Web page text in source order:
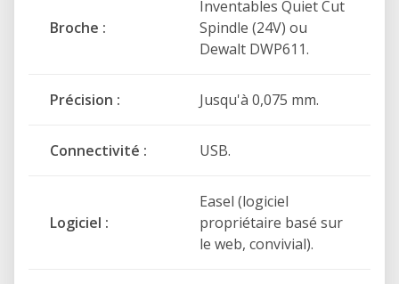
Création de mobilier et d'objets
design
Bois massif et contreplaqué
MDF
Broche :
Inventables Quiet Cut
Spindle (24V) ou
Dewalt DWP611.
Précision : Jusqu'à 0,075 mm.
Connectivité : USB.
Logiciel :
Easel (logiciel
propriétaire basé sur
le web, convivial).